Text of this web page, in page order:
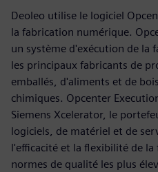
Deoleo utilise le logiciel
la fabrication numérique.
un système d'exécution de la
les principaux fabricants de
emballés, d'aliments et de
chimiques. Opcenter
Siemens Xcelerator, le
logiciels, de matériel et de
l'efficacité et la flexibilité de
normes de qualité les plus